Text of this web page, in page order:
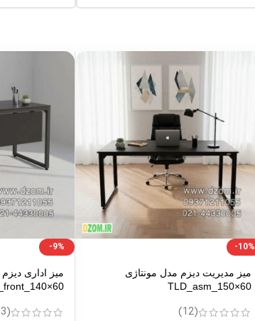
-10%
میز مدیریت دیزم مدل مونتاژی
TLD_asm_150×60
(12)
-9%
میز اداری
(3)